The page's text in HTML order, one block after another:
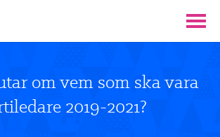
om vem som ska vara
2019-2021?